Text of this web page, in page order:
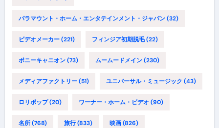
パラマウント・ホーム・エンタテインメント・ジャパン(32)
ビデオメーカー(221) フィンジア初期脱毛(22)
ポニーキャニオン(73) ムームードメイン(230)
メディアファクトリー(51) ユニバーサル・ミュージック (43)
ロリポップ(20) ワーナー・ホーム・ビデオ (90)
名所(768) 旅行(833) 映画(826)